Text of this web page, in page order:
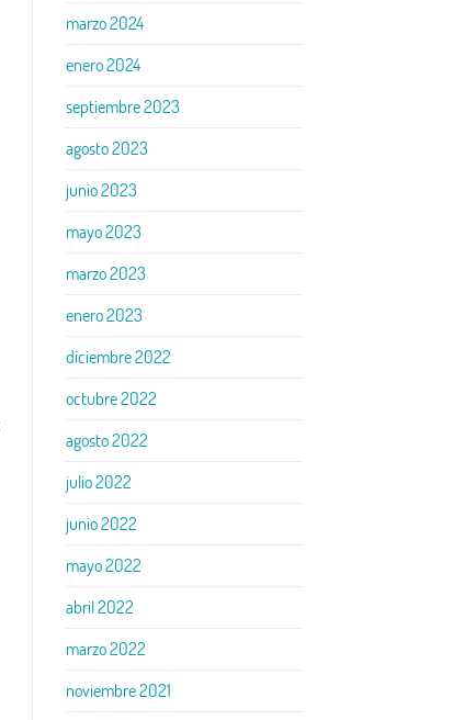
marzo 2024
enero 2024
septiembre 2023
agosto 2023
junio 2023
mayo 2023
marzo 2023
enero 2023
diciembre 2022
octubre 2022
agosto 2022
julio 2022
junio 2022
mayo 2022
abril 2022
marzo 2022
noviembre 2021